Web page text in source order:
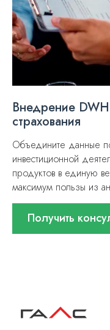
Внедрение
страхования
Объедините данные
инвестиционной
продуктов в единую
максимум пользы из
Получить